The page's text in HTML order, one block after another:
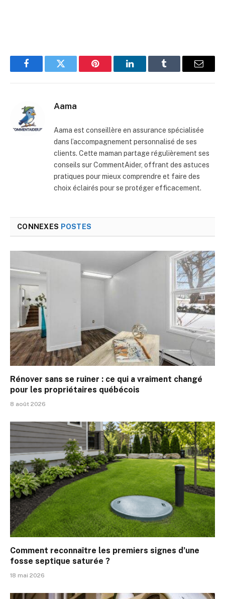
FacebookTwitter Pinterest LinkedInTumblr
E-
Aama
Aama est conseillère en assurance spécialisée
dans l’accompagnement personnalisé de ses
clients. Cette maman partage régulièrement ses
conseils sur CommentAider, offrant des astuces
pratiques pour mieux comprendre et faire des
choix éclairés pour se protéger efficacement.
CONNEXES POSTES
Rénover sans se ruiner : ce qui a vraiment changé
pour les propriétaires québécois
8 août 2026
Comment reconnaître les premiers signes d’une
fosse septique saturée ?
18 mai 2026